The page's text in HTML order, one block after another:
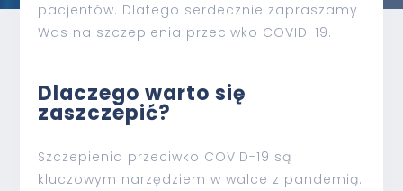
pacjentów. Dlatego serdecznie zapraszamy
Was na szczepienia przeciwko COVID-19.
Dlaczego warto się
zaszczepić?
Szczepienia przeciwko COVID-19 są
kluczowym narzędziem w walce z pandemią.